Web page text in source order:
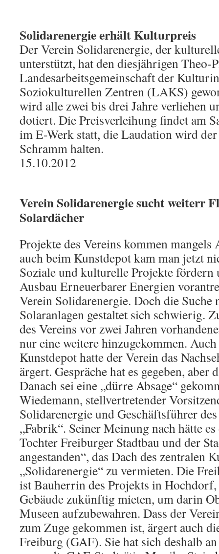
Solidarenergie erhält Kulturpreis
Der Verein Solidarenergie, der
unterstützt, hat den diesjährigen
Landesarbeitsgemeinschaft der
Soziokulturellen Zentren (LAKS)
wird alle zwei bis drei Jahre verliehen
dotiert. Die Preisverleihung findet am
im E-Werk statt, die Laudation wird
Schramm halten.
15.10.2012
Verein Solidarenergie sucht weiterr
Solardächer
Projekte des Vereins kommen
auch beim Kunstdepot kam man jetzt
Soziale und kulturelle Projekte fördern
Ausbau Erneuerbarer Energien
Verein Solidarenergie. Doch die Suche
Solaranlagen gestaltet sich schwierig.
des Vereins vor zwei Jahren
nur eine weitere hinzugekommen.
Kunstdepot hatte der Verein das
ärgert. Gespräche hat es gegeben, aber
Danach sei eine „dürre Absage“
Wiedemann, stellvertretender
Solidarenergie und Geschäftsführer
„Fabrik“. Seiner Meinung nach hätte
Tochter Freiburger Stadtbau und der
angestanden“, das Dach des zentralen
„Solidarenergie“ zu vermieten. Die
ist Bauherrin des Projekts in
Gebäude zukünftig mieten, um darin
Museen aufzubewahren. Dass der
zum Zuge gekommen ist, ärgert auch
Freiburg (GAF). Sie hat sich deshalb